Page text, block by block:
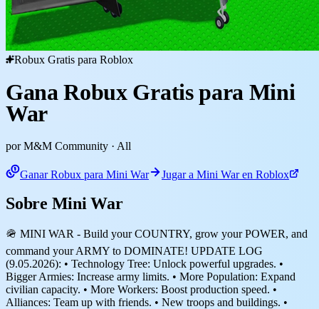
Robux Gratis para Roblox
Gana Robux Gratis para Mini
War
por M&M Community · All
Ganar Robux para Mini War Jugar a Mini War en Roblox
Sobre Mini War
🪖 MINI WAR - Build your COUNTRY, grow your POWER, and
command your ARMY to DOMINATE! UPDATE LOG
(9.05.2026): • Technology Tree: Unlock powerful upgrades. •
Bigger Armies: Increase army limits. • More Population: Expand
civilian capacity. • More Workers: Boost production speed. •
Alliances: Team up with friends. • New troops and buildings. •